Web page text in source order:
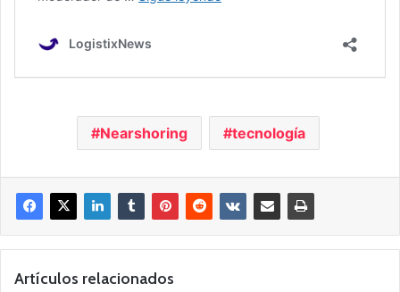
Nearshoring tecnología
Artículos relacionados